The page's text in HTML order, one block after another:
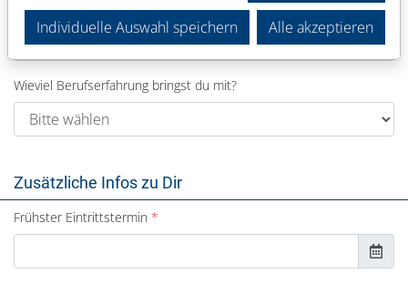
In welchem Bereich warst du bisher tätig?
Wieviel Berufserfahrung bringst du mit?
Zusätzliche Infos zu Dir
Frühster Eintrittstermin
Individuelle Auswahl speichern Alle akzeptieren